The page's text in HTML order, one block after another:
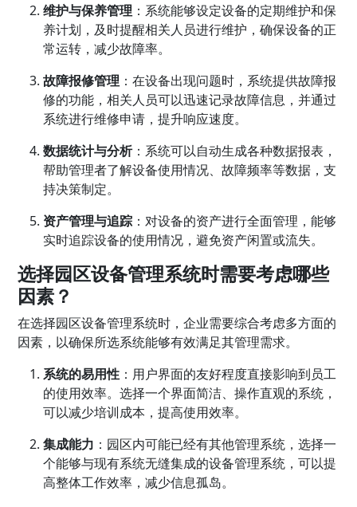
维护与保养管理 ：系统能够设定设备的定期维护和保
养计划，及时提醒相关人员进行维护，确保设备的正
常运转，减少故障率。
故障报修管理 ：在设备出现问题时，系统提供故障报
修的功能，相关人员可以迅速记录故障信息，并通过
系统进行维修申请，提升响应速度。
数据统计与分析：系统可以自动生成各种数据报表，
帮助管理者了解设备使用情况、故障频率等数据，支
持决策制定。
资产管理与追踪 ：对设备的资产进行全面管理，能够
实时追踪设备的使用情况，避免资产闲置或流失。
选择园区设备管理系统时需要考虑哪些
因素？
在选择园区设备管理系统时，企业需要综合考虑多方面的
因素，以确保所选系统能够有效满足其管理需求。
系统的易用性 ：用户界面的友好程度直接影响到员工
的使用效率。选择一个界面简洁、操作直观的系统，
可以减少培训成本，提高使用效率。
集成能力 ：园区内可能已经有其他管理系统，选择一
个能够与现有系统无缝集成的设备管理系统，可以提
高整体工作效率，减少信息孤岛。